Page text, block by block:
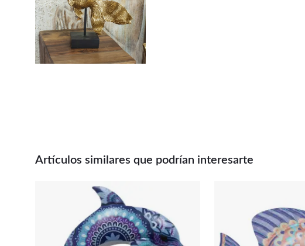
Artículos similares que podrían interesarte